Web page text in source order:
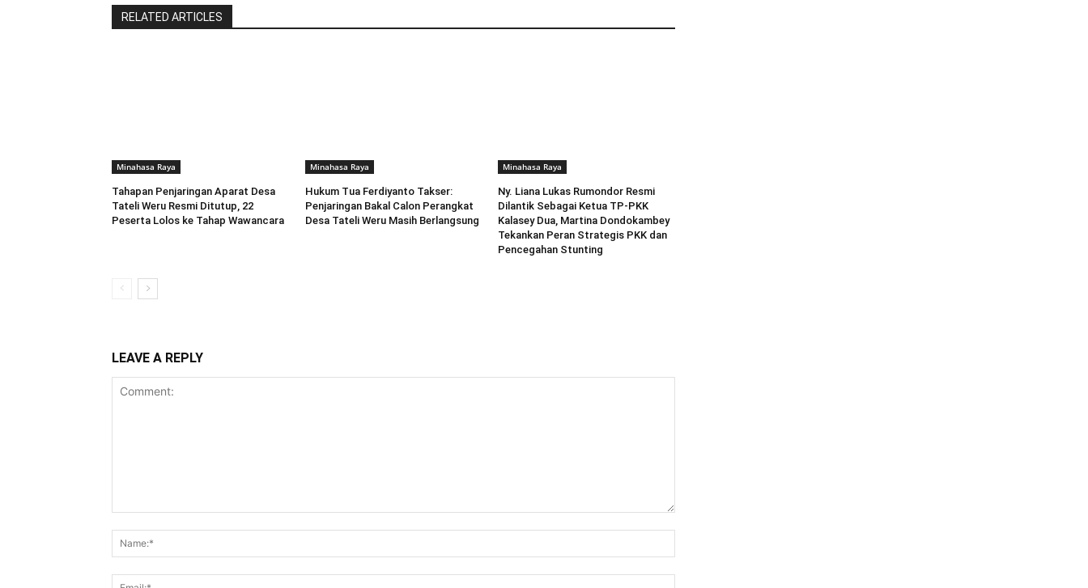
RELATED ARTICLES
Minahasa Raya
Tahapan Penjaringan Aparat Desa
Tateli Weru Resmi Ditutup, 22
Peserta Lolos ke Tahap Wawancara
Minahasa Raya
Hukum Tua Ferdiyanto Takser:
Penjaringan Bakal Calon Perangkat
Desa Tateli Weru Masih Berlangsung
Minahasa Raya
Ny. Liana Lukas Rumondor Resmi
Dilantik Sebagai Ketua TP-PKK
Kalasey Dua, Martina Dondokambey
Tekankan Peran Strategis PKK dan
Pencegahan Stunting
LEAVE A REPLY